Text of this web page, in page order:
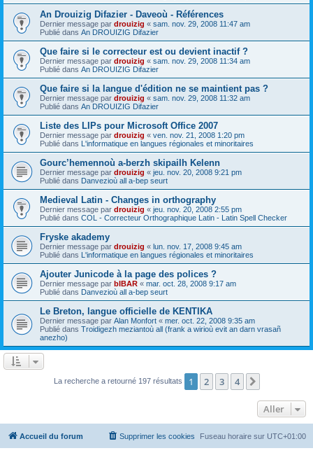
An Drouizig Difazier - Daveoù - Références
Dernier message par drouizig « sam. nov. 29, 2008 11:47 am
Publié dans An DROUIZIG Difazier
Que faire si le correcteur est ou devient inactif ?
Dernier message par drouizig « sam. nov. 29, 2008 11:34 am
Publié dans An DROUIZIG Difazier
Que faire si la langue d'édition ne se maintient pas ?
Dernier message par drouizig « sam. nov. 29, 2008 11:32 am
Publié dans An DROUIZIG Difazier
Liste des LIPs pour Microsoft Office 2007
Dernier message par drouizig « ven. nov. 21, 2008 1:20 pm
Publié dans L'informatique en langues régionales et minoritaires
Gourc’hemennoù a-berzh skipailh Kelenn
Dernier message par drouizig « jeu. nov. 20, 2008 9:21 pm
Publié dans Danvezioù all a-bep seurt
Medieval Latin - Changes in orthography
Dernier message par drouizig « jeu. nov. 20, 2008 2:55 pm
Publié dans COL - Correcteur Orthographique Latin - Latin Spell Checker
Fryske akademy
Dernier message par drouizig « lun. nov. 17, 2008 9:45 am
Publié dans L'informatique en langues régionales et minoritaires
Ajouter Junicode à la page des polices ?
Dernier message par bIBAR « mar. oct. 28, 2008 9:17 am
Publié dans Danvezioù all a-bep seurt
Le Breton, langue officielle de KENTIKA
Dernier message par Alan Monfort « mer. oct. 22, 2008 9:35 am
Publié dans Troidigezh meziantoù all (frank a wirioù evit an darn vrasañ
anezho)
La recherche a retourné 197 résultats 1 2 3 4
Aller
Accueil du forum Fuseau horaire sur UTC+01:00
Supprimer les cookies